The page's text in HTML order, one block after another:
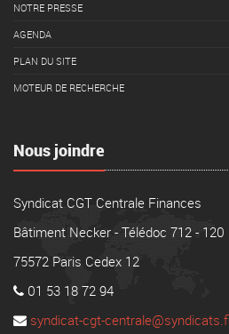
NOTRE PRESSE
AGENDA
PLAN DU SITE
MOTEUR DE RECHERCHE
Nous joindre
Syndicat CGT Centrale Finances
Bâtiment Necker - Télédoc 712 - 120
75572 Paris Cedex 12
01 53 18 72 94
syndicat-cgt-